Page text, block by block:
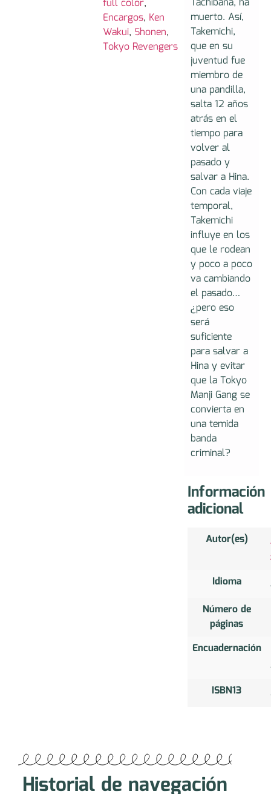
full color,
Encargos, Ken
Wakui, Shonen,
Tokyo Revengers
muerto. Así,
Takemichi,
que en su
juventud fue
miembro de
una pandilla,
salta 12 años
atrás en el
tiempo para
volver al
pasado y
salvar a Hina.
Con cada viaje
temporal,
Takemichi
influye en los
que le rodean
y poco a poco
va cambiando
el pasado…
¿pero eso
será
suficiente
para salvar a
Hina y evitar
que la Tokyo
Manji Gang se
convierta en
una temida
banda
criminal?
Información
adicional
Autor(es)
Idioma
Número de
páginas
Encuadernación
ISBN13
Historial de navegación